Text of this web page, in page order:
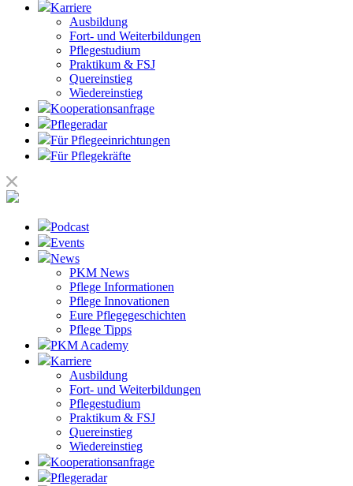
Karriere
Ausbildung
Fort- und Weiterbildungen
Pflegestudium
Praktikum & FSJ
Quereinstieg
Wiedereinstieg
Kooperationsanfrage
Pflegeradar
Für Pflegeeinrichtungen
Für Pflegekräfte
Podcast
Events
News
PKM News
Pflege Informationen
Pflege Innovationen
Eure Pflegegeschichten
Pflege Tipps
PKM Academy
Karriere
Ausbildung
Fort- und Weiterbildungen
Pflegestudium
Praktikum & FSJ
Quereinstieg
Wiedereinstieg
Kooperationsanfrage
Pflegeradar